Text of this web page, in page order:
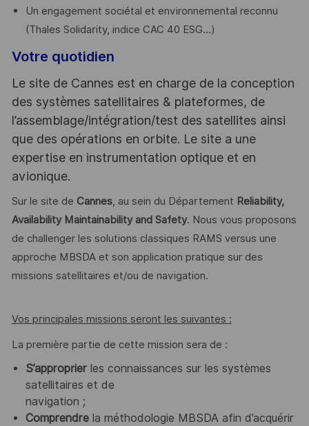
Un engagement sociétal et environnemental reconnu
(Thales Solidarity, indice CAC 40 ESG…)
Votre quotidien
Le site de Cannes est en charge de la conception
des systèmes satellitaires & plateformes, de
l’assemblage/intégration/test des satellites ainsi
que des opérations en orbite. Le site a une
expertise en instrumentation optique et en
avionique.
Sur le site de Cannes, au sein du Département Reliability,
Availability Maintainability and Safety. Nous vous proposons
de challenger les solutions classiques RAMS versus une
approche MBSDA et son application pratique sur des
missions satellitaires et/ou de navigation.
Vos principales missions seront les suivantes :
La première partie de cette mission sera de :
S’approprierles connaissances sur les systèmes
satellitaires et de
navigation ;
Comprendrela méthodologie MBSDA afin d’acquérir